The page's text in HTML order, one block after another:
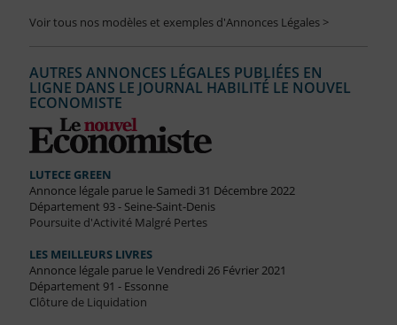
Voir tous nos modèles et exemples d'Annonces Légales >
AUTRES ANNONCES LÉGALES PUBLIÉES EN
LIGNE DANS LE JOURNAL HABILITÉ LE NOUVEL
ECONOMISTE
LUTECE GREEN
Annonce légale parue le Samedi 31 Décembre 2022
Département 93 - Seine-Saint-Denis
Poursuite d'Activité Malgré Pertes
LES MEILLEURS LIVRES
Annonce légale parue le Vendredi 26 Février 2021
Département 91 - Essonne
Clôture de Liquidation